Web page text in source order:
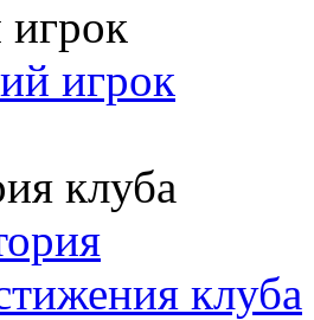
игрок
клуба
клуба